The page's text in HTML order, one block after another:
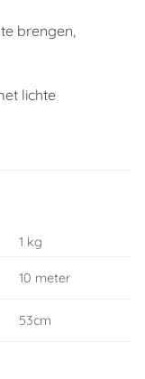
brengen,
lichte
1 kg
10 meter
53cm